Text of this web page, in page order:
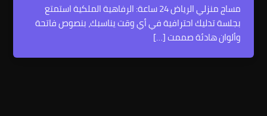
مساج منزلي الرياض 24 ساعة: الرفاهية الملكية استمتع
بجلسة تدليك احترافية في أي وقت يناسبك، بنصوص فاتحة
وألوان هادئة صممت […]